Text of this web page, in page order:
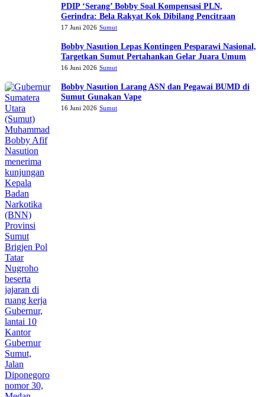
PDIP ‘Serang’ Bobby Soal Kompensasi PLN,
Gerindra: Bela Rakyat Kok Dibilang Pencitraan
17 Juni 2026 Sumut
Bobby Nasution Lepas Kontingen Pesparawi Nasional,
Targetkan Sumut Pertahankan Gelar Juara Umum
16 Juni 2026 Sumut
Bobby Nasution Larang ASN dan Pegawai BUMD di
Sumut Gunakan Vape
16 Juni 2026 Sumut